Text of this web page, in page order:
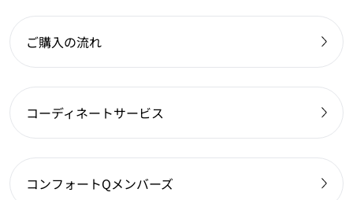
ご購入の流れ
コーディネートサービス
コンフォートQメンバーズ